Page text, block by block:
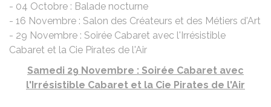
- 04 Octobre : Balade nocturne
- 16 Novembre : Salon des Créateurs et des Métiers d'Art
- 29 Novembre : Soirée Cabaret avec l'Irrésistible
Cabaret et la Cie Pirates de l'Air
Samedi 29 Novembre : Soirée Cabaret avec
l'Irrésistible Cabaret et la Cie Pirates de l'Air